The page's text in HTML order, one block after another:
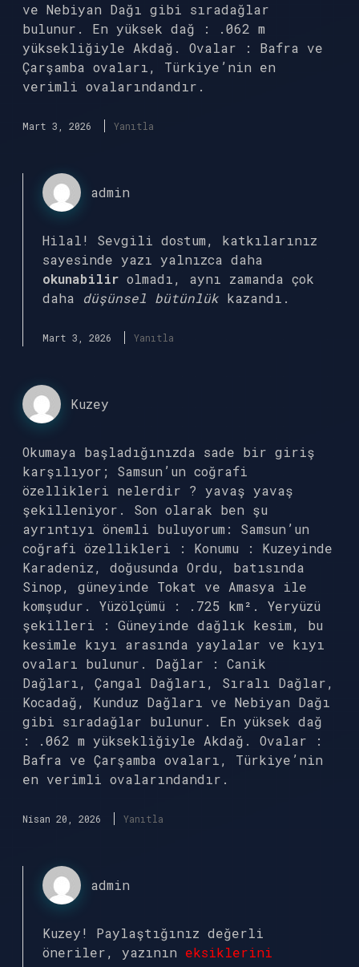
ve Nebiyan Dağı gibi sıradağlar
bulunur. En yüksek dağ : .062 m
yüksekliğiyle Akdağ. Ovalar : Bafra ve
Çarşamba ovaları, Türkiye’nin en
verimli ovalarındandır.
Mart 3, 2026 Yanıtla
admin
Hilal! Sevgili dostum, katkılarınız
sayesinde yazı yalnızca daha
okunabilir olmadı, aynı zamanda çok
daha düşünsel bütünlük kazandı.
Mart 3, 2026 Yanıtla
Kuzey
Okumaya başladığınızda sade bir giriş
karşılıyor; Samsun’un coğrafi
özellikleri nelerdir ? yavaş yavaş
şekilleniyor. Son olarak ben şu
ayrıntıyı önemli buluyorum: Samsun’un
coğrafi özellikleri : Konumu : Kuzeyinde
Karadeniz, doğusunda Ordu, batısında
Sinop, güneyinde Tokat ve Amasya ile
komşudur. Yüzölçümü : .725 km². Yeryüzü
şekilleri : Güneyinde dağlık kesim, bu
kesimle kıyı arasında yaylalar ve kıyı
ovaları bulunur. Dağlar : Canik
Dağları, Çangal Dağları, Sıralı Dağlar,
Kocadağ, Kunduz Dağları ve Nebiyan Dağı
gibi sıradağlar bulunur. En yüksek dağ
: .062 m yüksekliğiyle Akdağ. Ovalar :
Bafra ve Çarşamba ovaları, Türkiye’nin
en verimli ovalarındandır.
Nisan 20, 2026 Yanıtla
admin
Kuzey! Paylaştığınız değerli
öneriler, yazının eksiklerini